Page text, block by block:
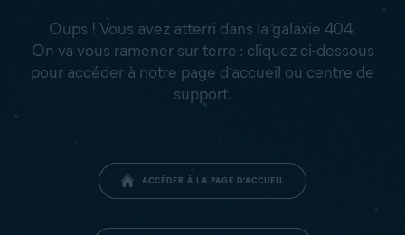
Oups ! Vous avez atterri dans la galaxie 404.
On va vous ramener sur terre : cliquez ci-dessous
pour accéder à notre page d’accueil ou centre de
support.
ACCÉDER À LA PAGE D’ACCUEIL